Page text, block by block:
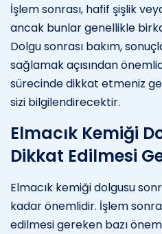
İşlem sonrası, hafif şişlik
ancak bunlar genellikle
Dolgu sonrası bakım,
sağlamak açısından
sürecinde dikkat etmeniz
sizi bilgilendirecektir.
Elmacık Kemiği
Dikkat Edilmesi
Elmacık kemiği dolgusu
kadar önemlidir. İşlem
edilmesi gereken bazı